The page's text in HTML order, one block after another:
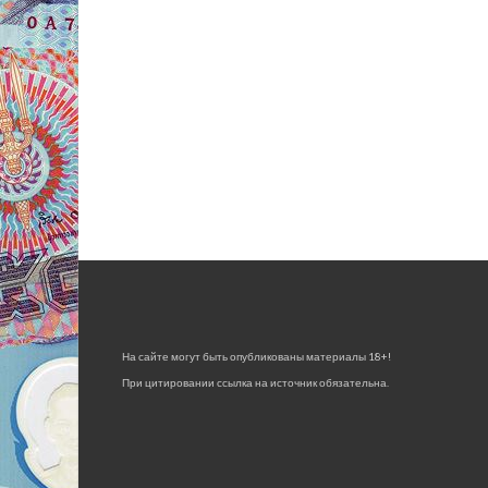
На сайте могут быть опубликованы материалы 18+!
При цитировании ссылка на источник обязательна.